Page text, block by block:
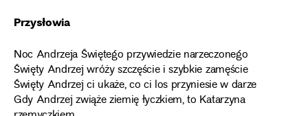
Przysłowia
Noc Andrzeja Świętego przywiedzie narzeczonego
Święty Andrzej wróży szczęście i szybkie zamęście
Święty Andrzej ci ukaże, co ci los przyniesie w darze
Gdy Andrzej zwiąże ziemię łyczkiem, to Katarzyna